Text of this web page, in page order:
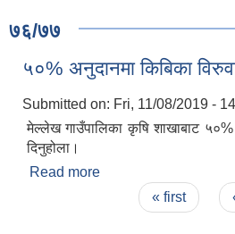
७६/७७
५०% अनुदानमा किबिका
Submitted on: Fri, 11/08/2019 -
मेल्लेख गाउँपालिका कृषि शाखाबाट ५०%
दिनुहोला।
Read more
« first